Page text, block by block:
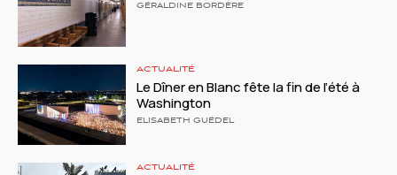
GÉRALDINE BORDÈRE
ACTUALITÉ
Le Dîner en Blanc fête la fin de l’été à
Washington
ELISABETH GUÉDEL
ACTUALITÉ